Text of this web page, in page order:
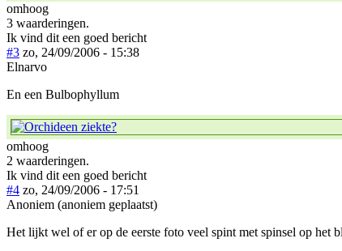
omhoog
3 waarderingen.
Ik vind dit een goed bericht
#3 zo, 24/09/2006 - 15:38
Elnarvo
En een Bulbophyllum
omhoog
2 waarderingen.
Ik vind dit een goed bericht
#4 zo, 24/09/2006 - 17:51
Anoniem (anoniem geplaatst)
Het lijkt wel of er op de eerste foto veel spint met spinsel op het